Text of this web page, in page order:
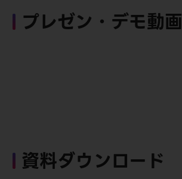
プレゼン・デモ動画
資料ダウンロード